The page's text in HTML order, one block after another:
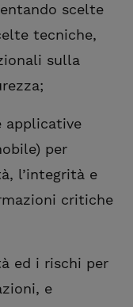
scelte
tecniche,
sulla
applicative
per
l’integrità e
critiche
ed i rischi per
e